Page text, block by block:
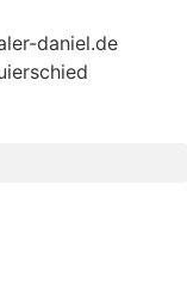
daniel.de